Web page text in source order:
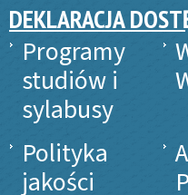
DEKLARACJA
Programy
studiów i
sylabusy
Polityka
jakości